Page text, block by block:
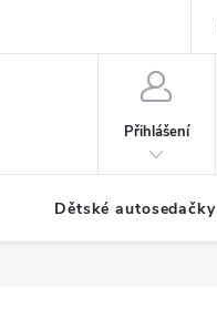
Přihlášení
Dětské autosedačky